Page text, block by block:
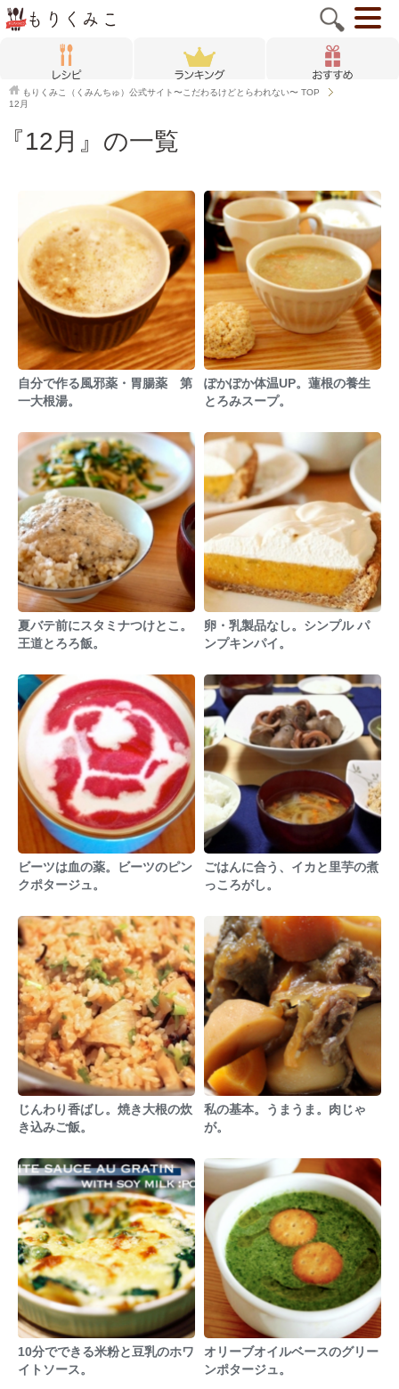
もりくみこ（くみんちゅ）公式サイト〜こだわるけどとらわれない〜 TOP
12月
『12月』の一覧
自分で作る風邪薬・胃腸薬 第
一大根湯。
ぽかぽか体温UP。蓮根の養生
とろみスープ。
夏バテ前にスタミナつけとこ。
王道とろろ飯。
卵・乳製品なし。シンプル パ
ンプキンパイ。
ビーツは血の薬。ビーツのピン
クポタージュ。
ごはんに合う、イカと里芋の煮
っころがし。
じんわり香ばし。焼き大根の炊
き込みご飯。
私の基本。うまうま。肉じゃ
が。
10分でできる米粉と豆乳のホワ
イトソース。
オリーブオイルベースのグリー
ンポタージュ。